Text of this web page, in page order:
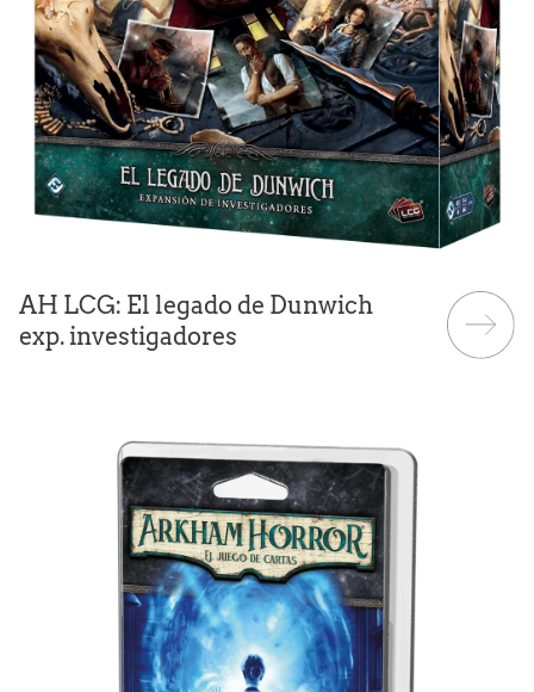
AH LCG: El legado de Dunwich
exp. investigadores